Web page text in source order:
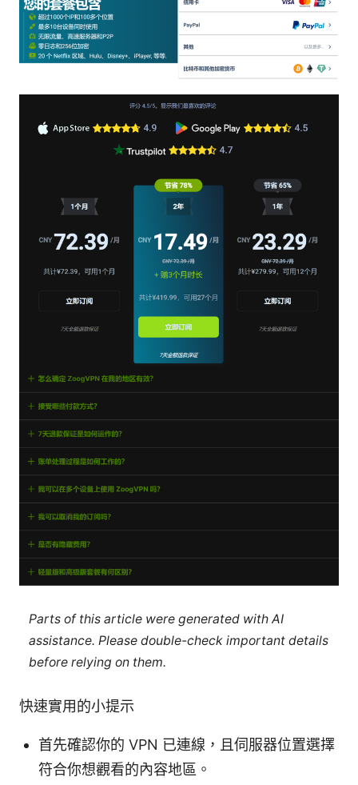
Parts of this article were generated with AI
assistance. Please double-check important details
before relying on them.
快速實用的小提示
首先確認你的 VPN 已連線，且伺服器位置選擇
符合你想觀看的內容地區。